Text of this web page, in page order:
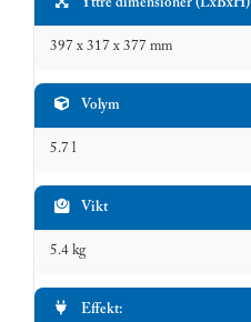
397 x 317 x 377 mm
Volym
5.7 l
Vikt
5.4 kg
Effekt: